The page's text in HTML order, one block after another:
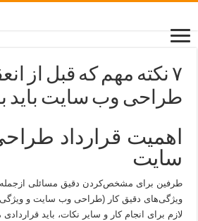
۷ نکته مهم که قبل از
طراحی وب سایت باید
اهمیت قرارداد
سایت
طرفین برای مشخص‌کردن دقیق مسائلی
ویژگی‌های دقیق کار (طراحی وب سایت و
لازم برای انجام کار و سایر نکات، باید